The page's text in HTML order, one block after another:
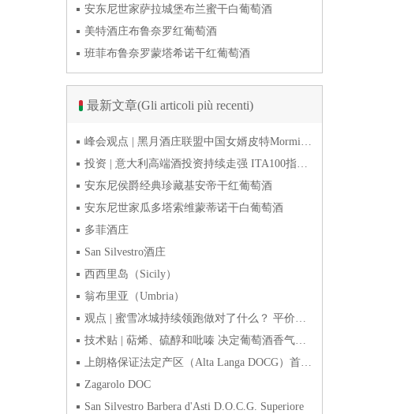
安东尼世家萨拉城堡布兰蜜干白葡萄酒
美特酒庄布鲁奈罗红葡萄酒
班菲布鲁奈罗蒙塔希诺干红葡萄酒
最新文章(Gli articoli più recenti)
峰会观点 | 黑月酒庄联盟中国女婿皮特Mormile：去年30%营收来自抖音直播 风干易饮品类畅销
投资 | 意大利高端酒投资持续走强 ITA100指数今年上半年涨1.9%
安东尼侯爵经典珍藏基安帝干红葡萄酒
安东尼世家瓜多塔索维蒙蒂诺干白葡萄酒
多菲酒庄
San Silvestro酒庄
西西里岛（Sicily）
翁布里亚（Umbria）
观点 | 蜜雪冰城持续领跑做对了什么？ 平价下沉或是酒商破
技术贴 | 萜烯、硫醇和吡嗪 决定葡萄酒香气的三类化合物
上朗格保证法定产区（Alta Langa DOCG）首次突破年产量百万瓶
Zagarolo DOC
San Silvestro Barbera d'Asti D.O.C.G. Superiore